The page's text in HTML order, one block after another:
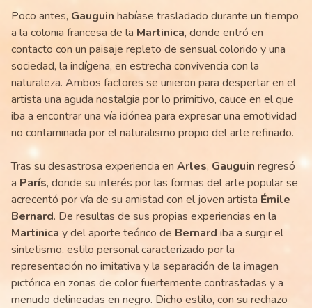
Poco antes, Gauguin habíase trasladado durante un tiempo
a la colonia francesa de la Martinica, donde entró en
contacto con un paisaje repleto de sensual colorido y una
sociedad, la indígena, en estrecha convivencia con la
naturaleza. Ambos factores se unieron para despertar en el
artista una aguda nostalgia por lo primitivo, cauce en el que
iba a encontrar una vía idónea para expresar una emotividad
no contaminada por el naturalismo propio del arte refinado.
Tras su desastrosa experiencia en Arles, Gauguin regresó
a París, donde su interés por las formas del arte popular se
acrecentó por vía de su amistad con el joven artista Émile
Bernard. De resultas de sus propias experiencias en la
Martinica y del aporte teórico de Bernard iba a surgir el
sintetismo, estilo personal caracterizado por la
representación no imitativa y la separación de la imagen
pictórica en zonas de color fuertemente contrastadas y a
menudo delineadas en negro. Dicho estilo, con su rechazo